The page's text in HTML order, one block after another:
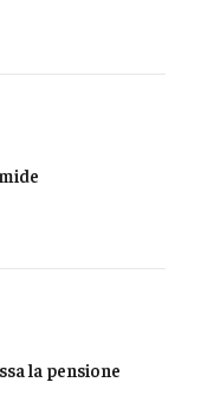
la pensione